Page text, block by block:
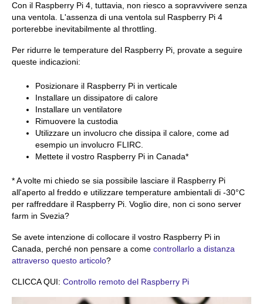
Con il Raspberry Pi 4, tuttavia, non riesco a sopravvivere senza
una ventola. L'assenza di una ventola sul Raspberry Pi 4
porterebbe inevitabilmente al throttling.
Per ridurre le temperature del Raspberry Pi, provate a seguire
queste indicazioni:
Posizionare il Raspberry Pi in verticale
Installare un dissipatore di calore
Installare un ventilatore
Rimuovere la custodia
Utilizzare un involucro che dissipa il calore, come ad
esempio un involucro FLIRC.
Mettete il vostro Raspberry Pi in Canada*
* A volte mi chiedo se sia possibile lasciare il Raspberry Pi
all'aperto al freddo e utilizzare temperature ambientali di -30°C
per raffreddare il Raspberry Pi. Voglio dire, non ci sono server
farm in Svezia?
Se avete intenzione di collocare il vostro Raspberry Pi in
Canada, perché non pensare a come controllarlo a distanza
attraverso questo articolo?
CLICCA QUI: Controllo remoto del Raspberry Pi